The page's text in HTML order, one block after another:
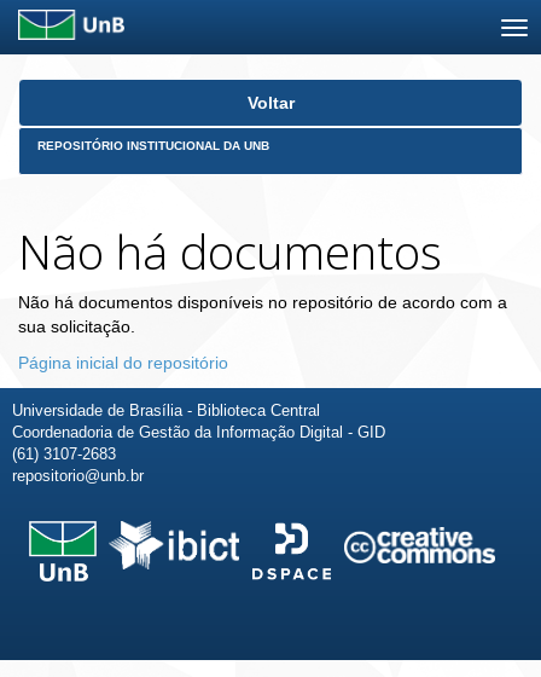
Skip
Voltar
REPOSITÓRIO INSTITUCIONAL DA UNB
Não há documentos
Não há documentos disponíveis no repositório de acordo com a
sua solicitação.
Página inicial do repositório
Universidade de Brasília - Biblioteca Central
Coordenadoria de Gestão da Informação Digital - GID
(61) 3107-2683
repositorio@unb.br